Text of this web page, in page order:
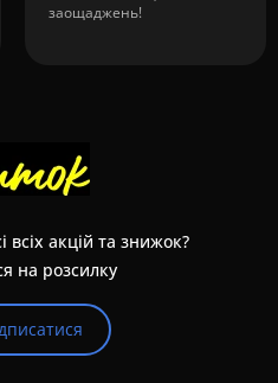
заощаджень!
всіх акцій та знижок?
на розсилку